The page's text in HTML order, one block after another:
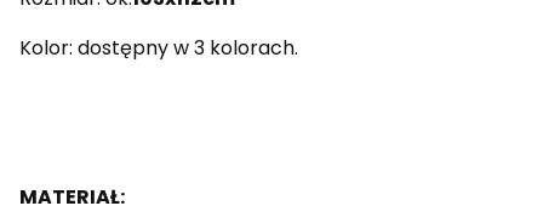
Kolor: dostępny w 3 kolorach.
MATERIAŁ: